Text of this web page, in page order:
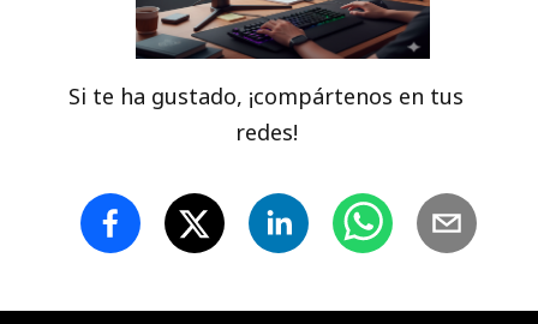
Si te ha gustado, ¡compártenos en tus
redes!